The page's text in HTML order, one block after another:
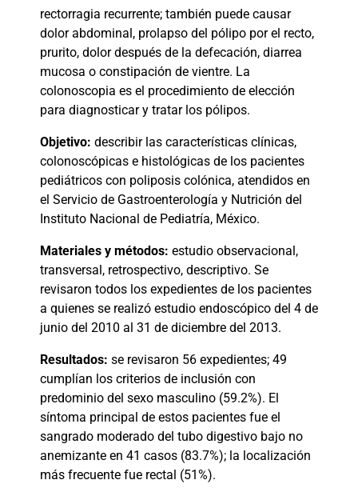
rectorragia recurrente; también puede causar
dolor abdominal, prolapso del pólipo por el recto,
prurito, dolor después de la defecación, diarrea
mucosa o constipación de vientre. La
colonoscopia es el procedimiento de elección
para diagnosticar y tratar los pólipos.
Objetivo: describir las características clínicas,
colonoscópicas e histológicas de los pacientes
pediátricos con poliposis colónica, atendidos en
el Servicio de Gastroenterología y Nutrición del
Instituto Nacional de Pediatría, México.
Materiales y métodos: estudio observacional,
transversal, retrospectivo, descriptivo. Se
revisaron todos los expedientes de los pacientes
a quienes se realizó estudio endoscópico del 4 de
junio del 2010 al 31 de diciembre del 2013.
Resultados: se revisaron 56 expedientes; 49
cumplían los criterios de inclusión con
predominio del sexo masculino (59.2%). El
síntoma principal de estos pacientes fue el
sangrado moderado del tubo digestivo bajo no
anemizante en 41 casos (83.7%); la localización
más frecuente fue rectal (51%).